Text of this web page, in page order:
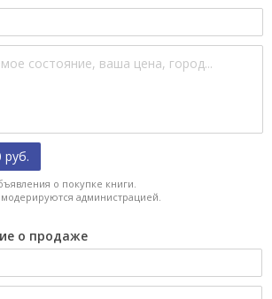
руб.
о покупке книги.
администрацией.
о продаже